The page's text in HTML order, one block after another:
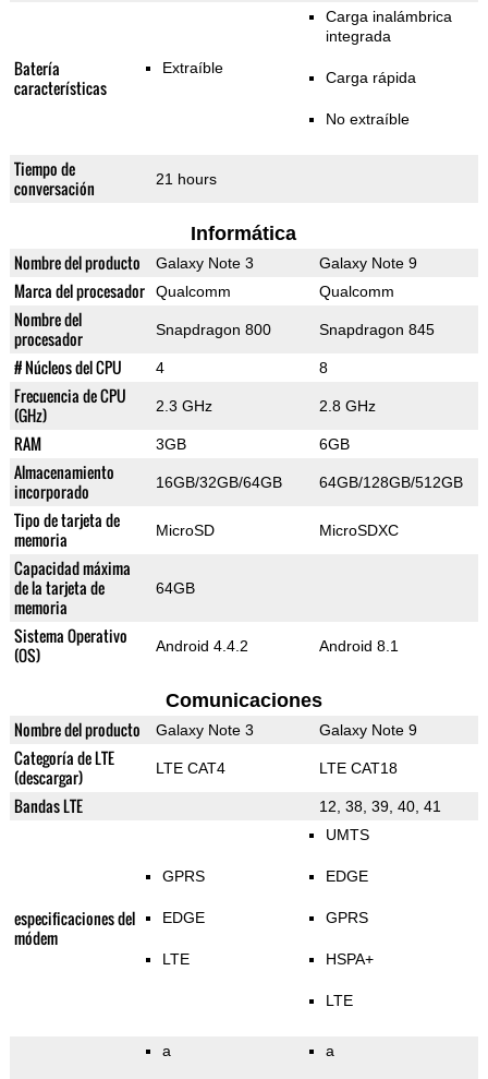
Batería
características
Extraíble
Carga inalámbrica
integrada
Carga rápida
No extraíble
Tiempo de
conversación
21 hours
Informática
Nombre del producto Galaxy Note 3 Galaxy Note 9
Marca del procesador Qualcomm Qualcomm
Nombre del
procesador
Snapdragon 800 Snapdragon 845
# Núcleos del CPU 4 8
Frecuencia de CPU
(GHz)
2.3 GHz 2.8 GHz
RAM 3GB 6GB
Almacenamiento
incorporado
16GB/32GB/64GB 64GB/128GB/512GB
Tipo de tarjeta de
memoria
MicroSD MicroSDXC
Capacidad máxima
de la tarjeta de
memoria
64GB
Sistema Operativo
(OS)
Android 4.4.2 Android 8.1
Comunicaciones
Nombre del producto Galaxy Note 3 Galaxy Note 9
Categoría de LTE
(descargar)
LTE CAT4 LTE CAT18
Bandas LTE 12, 38, 39, 40, 41
especificaciones del
módem
GPRS
EDGE
LTE
UMTS
EDGE
GPRS
HSPA+
LTE
a a